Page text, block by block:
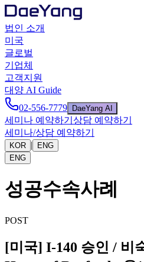
법인 소개
미국
글로벌
기업체
고객지원
대양 AI Guide
02-556-7779
DaeYang AI
세미나 예약하기 상담 예약하기
세미나/상담 예약하기
KOR |
ENG
ENG
성공수속사례
POST
[미국] I-140 승인 / 비